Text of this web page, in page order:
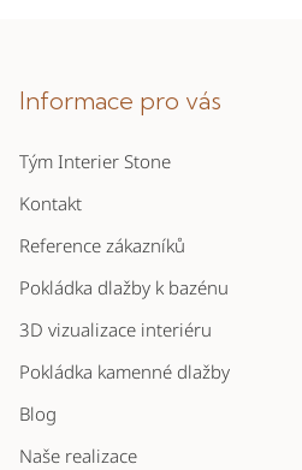
Informace pro vás
Tým Interier Stone
Kontakt
Reference zákazníků
Pokládka dlažby k bazénu
3D vizualizace interiéru
Pokládka kamenné dlažby
Blog
Naše realizace